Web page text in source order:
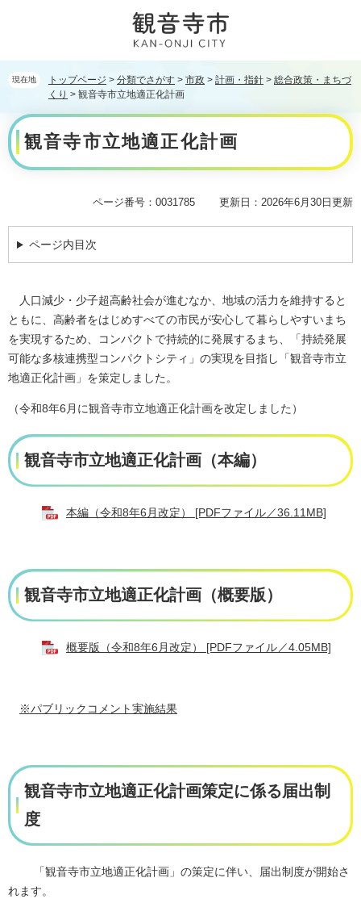
す。
し
本
現在地 トップページ > 分類でさがす > 市政 > 計画・指針 > 総合政策・まちづ
くり > 観音寺市立地適正化計画
本
文 観音寺市立地適正化計画
ページ番号：0031785 更新日：2026年6月30日更新
ページ内目次
人口減少・少子超高齢社会が進むなか、地域の活力を維持すると
ともに、高齢者をはじめすべての市民が安心して暮らしやすいまち
を実現するため、コンパクトで持続的に発展するまち、「持続発展
可能な多核連携型コンパクトシティ」の実現を目指し「観音寺市立
地適正化計画」を策定しました。
（令和8年6月に観音寺市立地適正化計画を改定しました）
観音寺市立地適正化計画（本編）
本編（令和8年6月改定） [PDFファイル／36.11MB]
観音寺市立地適正化計画（概要版）
概要版（令和8年6月改定） [PDFファイル／4.05MB]
※パブリックコメント実施結果
観音寺市立地適正化計画策定に係る届出制
度
「観音寺市立地適正化計画」の策定に伴い、届出制度が開始さ
れます。